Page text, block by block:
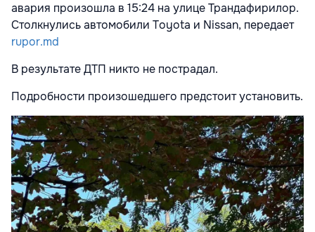
авария произошла в 15:24 на улице Трандафирилор.
Столкнулись автомобили Toyota и Nissan, передает
rupor.md
В результате ДТП никто не пострадал.
Подробности произошедшего предстоит установить.